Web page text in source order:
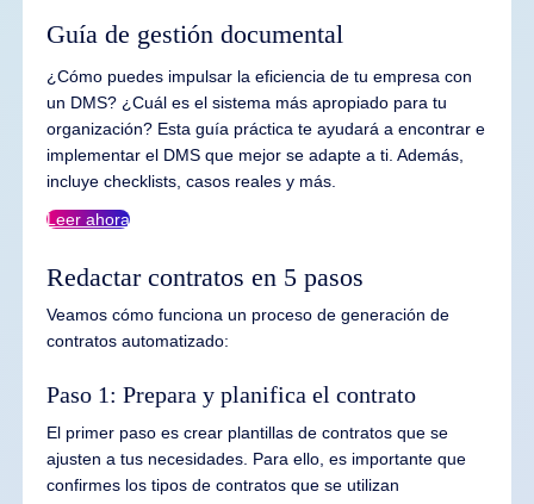
Guía de gestión documental
¿Cómo puedes impulsar la eficiencia de tu empresa con
un DMS? ¿Cuál es el sistema más apropiado para tu
organización? Esta guía práctica te ayudará a encontrar e
implementar el DMS que mejor se adapte a ti. Además,
incluye checklists, casos reales y más.
Leer ahora
Redactar contratos en 5 pasos
Veamos cómo funciona un proceso de generación de
contratos automatizado:
Paso 1: Prepara y planifica el contrato
El primer paso es crear plantillas de contratos que se
ajusten a tus necesidades. Para ello, es importante que
confirmes los tipos de contratos que se utilizan